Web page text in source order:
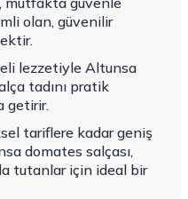
olan, güvenilir
lezzetiyle Altunsa
tadını pratik
getirir.
tariflere kadar geniş
domates salçası,
tutanlar için ideal bir